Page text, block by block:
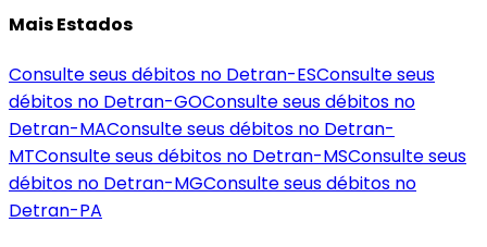
Mais Estados
Consulte seus débitos no Detran-ESConsulte seus
débitos no Detran-GOConsulte seus débitos no
Detran-MAConsulte seus débitos no Detran-
MTConsulte seus débitos no Detran-MSConsulte seus
débitos no Detran-MGConsulte seus débitos no
Detran-PA